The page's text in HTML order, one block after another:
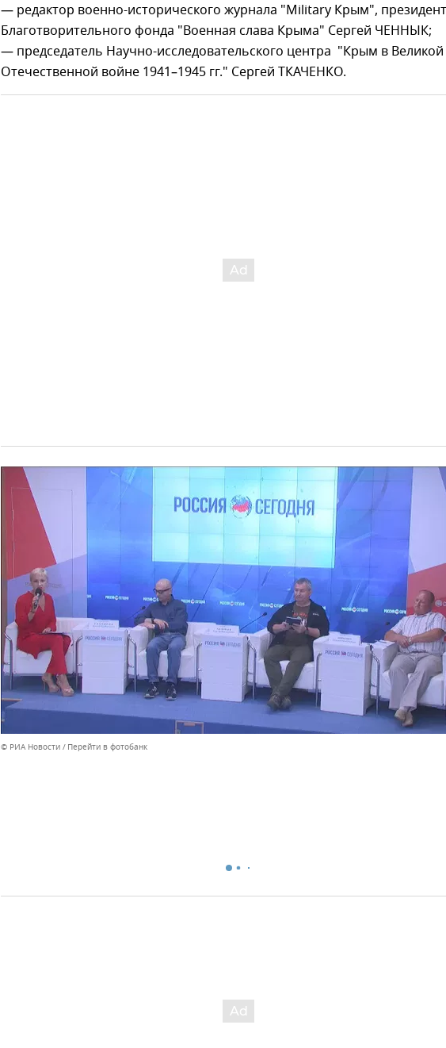
— редактор военно-исторического журнала "Military Крым", президент
Благотворительного фонда "Военная слава Крыма" Сергей ЧЕННЫК;
— председатель Научно-исследовательского центра "Крым в Великой
Отечественной войне 1941–1945 гг." Сергей ТКАЧЕНКО.
© РИА Новости Перейти в фотобанк